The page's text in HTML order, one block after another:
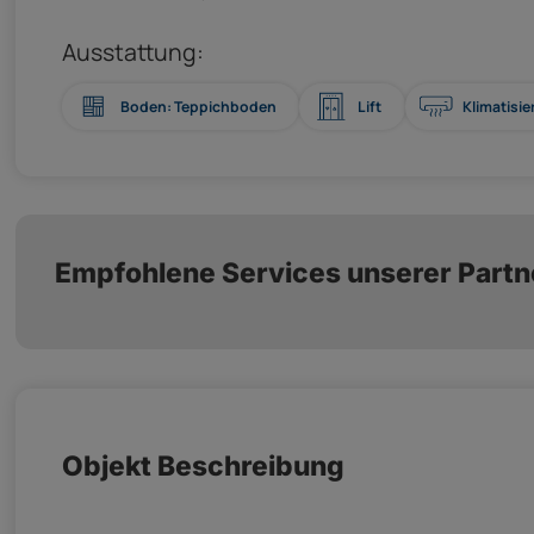
Ausstattung:
Boden: Teppichboden Lift
Empfohlene Services unserer
Objekt Beschreibung